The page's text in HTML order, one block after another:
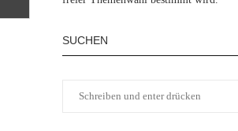
SUCHEN